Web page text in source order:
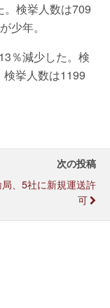
。検挙人数は709
少年。
％減少した。検
挙人数は1199
次の投稿
、5社に新規運送許
可